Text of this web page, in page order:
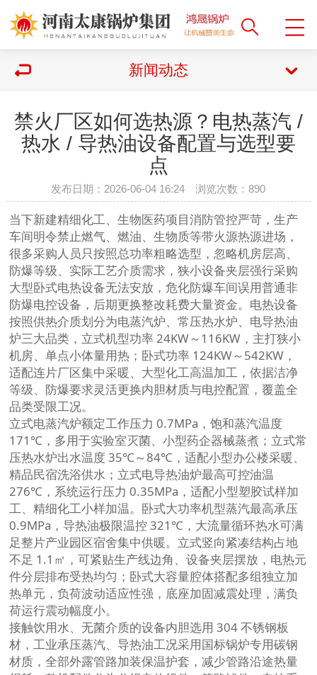
新闻动态
禁火厂区如何选热源？电热蒸汽 /
热水 / 导热油设备配置与选型要
点
发布日期：2026-06-04 16:24 浏览次数：890
当下新建精细化工、生物医药项目消防管控严苛，生产
车间明令禁止燃气、燃油、生物质等带火源热源进场，
很多采购人员只按照总功率粗略选型，忽略机房层高、
防爆等级、实际工艺介质需求，狭小设备夹层强行采购
大型卧式电热设备无法安放，危化防爆车间误用普通非
防爆电控设备，后期更换整改耗费大量资金。电热设备
按照供热介质划分为电蒸汽炉、常压热水炉、电导热油
炉三大品类，立式机型功率 24KW～116KW，主打狭小
机房、单点小体量用热；卧式功率 124KW～542KW，
适配连片厂区集中采暖、大型化工高温加工，依据洁净
等级、防爆要求灵活更换内胆材质与电控配置，覆盖全
品类受限工况。
立式电蒸汽炉额定工作压力 0.7MPa，饱和蒸汽温度
171℃，多用于实验室灭菌、小型药企器械蒸煮；立式常
压热水炉出水温度 35℃～84℃，适配小型办公楼采暖、
精品民宿洗浴供水；立式电导热油炉最高可控油温
276℃，系统运行压力 0.35MPa，适配小型塑胶试样加
工、精细化工小样加温。卧式大功率机型蒸汽最高承压
0.9MPa，导热油极限温控 321℃，大流量循环热水可满
足整片产业园区宿舍集中供暖。立式竖向紧凑结构占地
不足 1.1㎡，可紧贴生产线边角、设备夹层摆放，电热元
件分层排布受热均匀；卧式大容量腔体搭配多组独立加
热单元，负荷波动适应性强，底座加固减震处理，满负
荷运行震动幅度小。
接触饮用水、无菌介质的设备内胆选用 304 不锈钢板
材，工业承压蒸汽、导热油工况采用国标锅炉专用碳钢
材质，全部外露管路加装保温护套，减少管路沿途热量